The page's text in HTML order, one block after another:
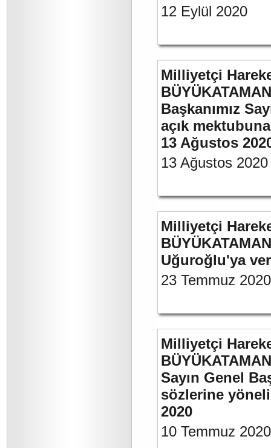
12 Eylül 2020
Milliyetçi
Başkanımız
açık
13 Ağustos
13 Ağustos 2020
Milliyetçi
Uğuroğlu'ya
23 Temmuz 2020
Milliyetçi
Sayın Genel
sözlerine
2020
10 Temmuz 2020